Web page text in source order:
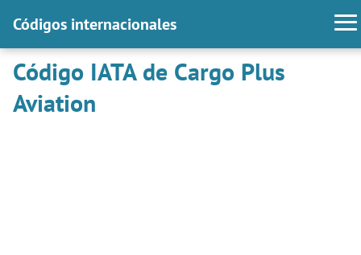
Códigos internacionales
Código IATA de Cargo Plus
Aviation